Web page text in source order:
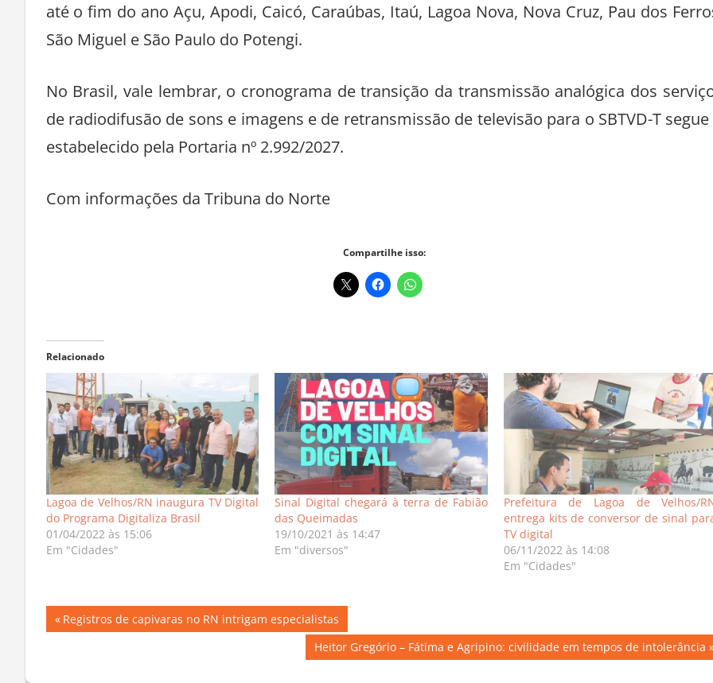
até o fim do ano Açu, Apodi, Caicó, Caraúbas, Itaú, Lagoa Nova, Nova Cruz, Pau dos
São Miguel e São Paulo do Potengi.
No Brasil, vale lembrar, o cronograma de transição da transmissão analógica dos
de radiodifusão de sons e imagens e de retransmissão de televisão para o SBTVD-T
estabelecido pela Portaria nº 2.992/2027.
Com informações da Tribuna do Norte
Compartilhe isso:
Relacionado
Lagoa de Velhos/RN inaugura TV Digital
do Programa Digitaliza Brasil
01/04/2022 às 15:06
Em "Cidades"
Sinal Digital chegará à terra de Fabião
das Queimadas
19/10/2021 às 14:47
Em "diversos"
Prefeitura de Lagoa de Velhos/
entrega kits de conversor de sinal
TV digital
06/11/2022 às 14:08
Em "Cidades"
Navegação
Previous
Post:
Registros de capivaras no RN intrigam especialistas
Next
Post:
Heitor Gregório – Fátima e Agripino: civilidade em tempos de intolerância